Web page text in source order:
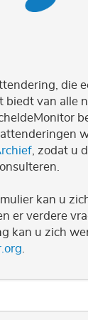
die
biedt van alle
, zodat u
kan u
er verdere
kan u zich